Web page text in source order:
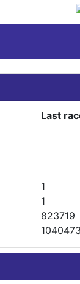
Last
1
1
823719
1040473